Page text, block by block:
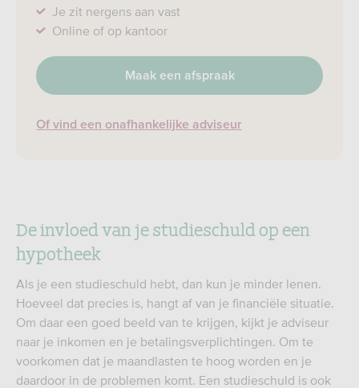
Je zit nergens aan vast
Online of op kantoor
Maak een afspraak
Of vind een onafhankelijke adviseur
De invloed van je studieschuld op een
hypotheek
Als je een studieschuld hebt, dan kun je minder lenen.
Hoeveel dat precies is, hangt af van je financiële situatie.
Om daar een goed beeld van te krijgen, kijkt je adviseur
naar je inkomen en je betalingsverplichtingen. Om te
voorkomen dat je maandlasten te hoog worden en je
daardoor in de problemen komt. Een studieschuld is ook